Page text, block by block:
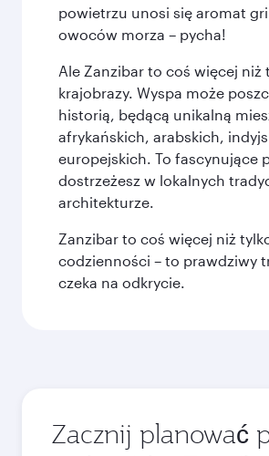
powietrzu unosi się aromat
owoców morza – pycha!
Ale Zanzibar to coś więcej niż
krajobrazy. Wyspa może
historią, będącą unikalną
afrykańskich, arabskich,
europejskich. To fascynujące
dostrzeżesz w lokalnych
architekturze.
Zanzibar to coś więcej niż
codzienności – to prawdziwy
czeka na odkrycie.
Zacznij planować